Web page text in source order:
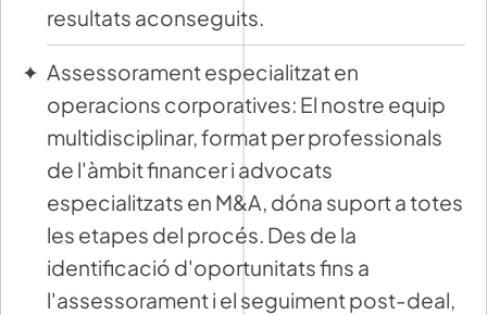
resultats aconseguits.
Assessorament especialitzat en
operacions corporatives: El nostre equip
multidisciplinar, format per professionals
de l'àmbit financer i advocats
especialitzats en M&A, dóna suport a totes
les etapes del procés. Des de la
identificació d'oportunitats fins a
l'assessorament i el seguiment post-deal,